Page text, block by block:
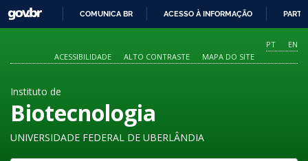
O
CONTEÚDO
GOVBR
COMUNICA BR ACESSO À INFORMAÇÃO
PT
EN
ACESSIBILIDADE
ALTO CONTRASTE MAPA DO SITE
Instituto de
Biotecnologia
UNIVERSIDADE FEDERAL DE UBERLÂNDIA